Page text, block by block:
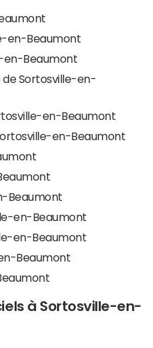
en-Beaumont
en-Beaumont
Sortosville-en-
en-Beaumont
en-Beaumont
Beaumont
en-Beaumont
en-Beaumont
Beaumont
à Sortosville-en-